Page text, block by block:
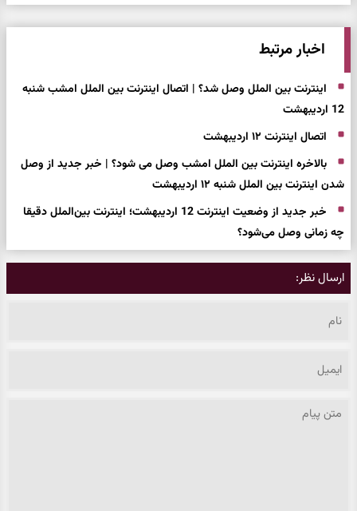
اخبار مرتبط
اینترنت بین الملل وصل شد؟ | اتصال اینترنت بین الملل امشب شنبه
12 اردیبهشت
اتصال اینترنت ۱۲ اردیبهشت
بالاخره اینترنت بین الملل امشب وصل می شود؟ | خبر جدید از وصل
شدن اینترنت بین الملل شنبه ۱۲ اردیبهشت
خبر جدید از وضعیت اینترنت 12 اردیبهشت؛ اینترنت بین‌الملل دقیقا
چه زمانی وصل می‌شود؟
ارسال نظر: